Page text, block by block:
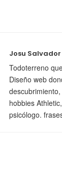
Josu
Todoterreno
Diseño web
hobbies
psicólogo.